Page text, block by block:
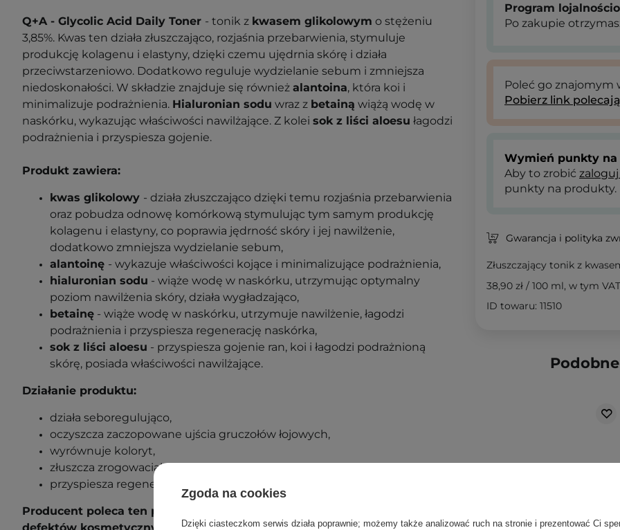
Q+A - Glycolic Acid Daily Toner - tonik z kwasem glikolowym o stężeniu
3,85%. Kwas ten działa złuszczająco, rozjaśnia przebarwienia, stymuluje
produkcję kolagenu i elastyny, dzięki czemu ujędrnia skórę i działa
przeciwstarzeniowo. Dodatkowo reguluje wydzielanie sebum i zmniejsza
niedoskonałości. W składzie znajduje się również alantoina, która koi i
minimalizuje podrażnienia. Hialuronian sodu wraz z betainą wiążą wodę w
naskórku, wykazując właściwości nawilżające. Z kolei sok z liści aloesu łagodzi
podrażnienia i przyspiesza gojenie.
Produkt zawiera:
kwas glikolowy - działa złuszczająco dzięki temu rozjaśnia przebarwienia
oraz pobudza odnowę komórkową stymulując tym samym produkcję
kolagenu i elastyny, co poprawia jędrność skóry i jej nawilżenie,
dodatkowo zmniejsza wydzielanie sebum,
alantoinę - wykazuje właściwości kojące i minimalizujące podrażnienia,
hialuronian sodu - wiąże wodę w naskórku, utrzymując optymalny
poziom nawilżenia skóry, działa wygładzająco,
betainę - wiąże wodę w naskórku, utrzymuje nawilżenie, łagodzi
podrażnienia i przyspiesza regenerację naskórka,
sok z liści aloesu - przyspiesza gojenie ran, koi i łagodzi podrażnioną
skórę, posiada właściwości nawilżające.
Działanie produktu:
działa seboregulująco,
oczyszcza zaczopowane ujścia gruczołów łojowych,
wyrównuje koloryt,
złuszcza zrogowaciałą warstwę naskórka,
przyspiesza regenerację komórek.
Producent poleca ten produkt dla następujących rodzajów skór i
defektów kosmetycznych:
Program
Po zakupie
Poleć go znajomym
Pobierz link
Wymień punkty na
Aby to zrobić zaloguj
punkty na produkty.
Gwarancja i polityka
Złuszczający tonik z
38,90 zł / 100 ml, w tym VAT
ID towaru: 11510
Zgoda na cookies
Dzięki ciasteczkom serwis działa poprawnie; możemy także analizować ruch na stronie i prezentować Ci